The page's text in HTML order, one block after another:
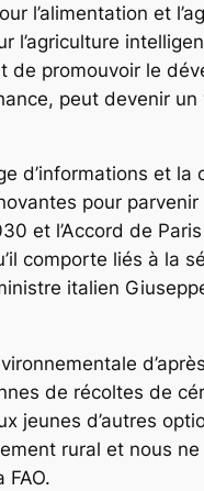
l’alimentation et
l’agriculture
de promouvoir le
peut devenir
d’informations et la
pour
et l’Accord de
comporte liés à la
italien
de récoltes de
jeunes d’autres
rural et nous